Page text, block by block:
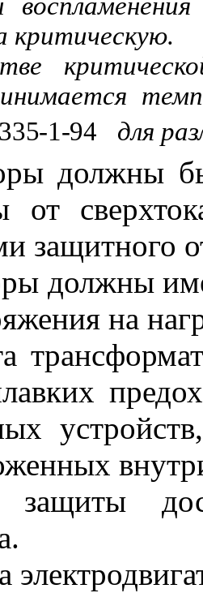
критическую.
1-94
для
должны
от
защитного
должны
на
защиты